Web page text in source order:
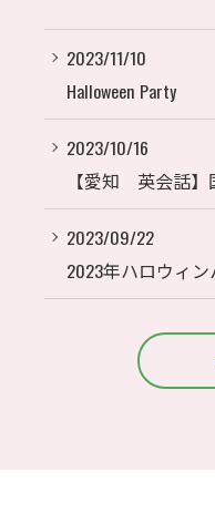
2023/11/10
Halloween Party
2023/10/16
【愛知 英会話】
2023/09/22
2023年ハロウィ